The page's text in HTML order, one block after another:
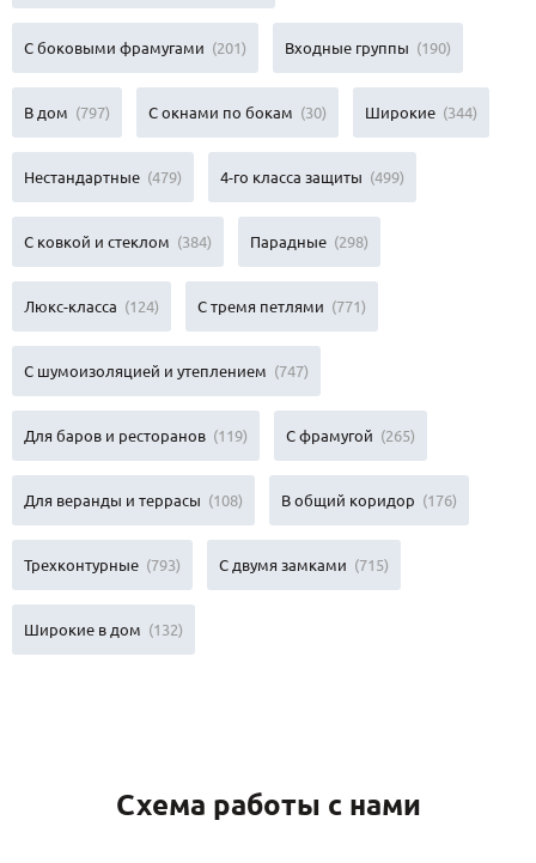
С боковыми фрамугами (201) Входные группы (190)
В дом (797) С окнами по бокам (30) Широкие (344)
Нестандартные (479) 4-го класса защиты (499)
С ковкой и стеклом (384) Парадные (298)
Люкс-класса (124) С тремя петлями (771)
С шумоизоляцией и утеплением (747)
Для баров и ресторанов (119) С фрамугой (265)
Для веранды и террасы (108) В общий коридор (176)
Трехконтурные (793) С двумя замками (715)
Широкие в дом (132)
Схема работы с нами